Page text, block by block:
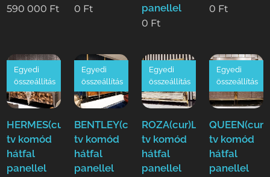
590 000 Ft 0 Ft
panellel
0 Ft
0 Ft
HERMES(cur)Luxus
tv komód
hátfal
panellel
Egyedi
összeállítás
BENTLEY(cur)Luxus
tv komód
hátfal
panellel
Egyedi
összeállítás
ROZA(cur)Luxus
tv komód
hátfal
panellel
Egyedi
összeállítás
tv komód
hátfal
panellel
Egyedi
összeállítás